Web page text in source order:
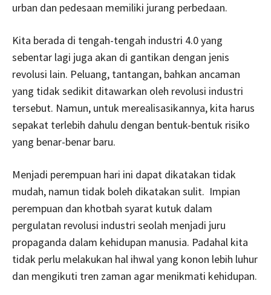
urban dan pedesaan memiliki jurang perbedaan.
Kita berada di tengah-tengah industri 4.0 yang
sebentar lagi juga akan di gantikan dengan jenis
revolusi lain. Peluang, tantangan, bahkan ancaman
yang tidak sedikit ditawarkan oleh revolusi industri
tersebut. Namun, untuk merealisasikannya, kita harus
sepakat terlebih dahulu dengan bentuk-bentuk risiko
yang benar-benar baru.
Menjadi perempuan hari ini dapat dikatakan tidak
mudah, namun tidak boleh dikatakan sulit. Impian
perempuan dan khotbah syarat kutuk dalam
pergulatan revolusi industri seolah menjadi juru
propaganda dalam kehidupan manusia. Padahal kita
tidak perlu melakukan hal ihwal yang konon lebih luhur
dan mengikuti tren zaman agar menikmati kehidupan.